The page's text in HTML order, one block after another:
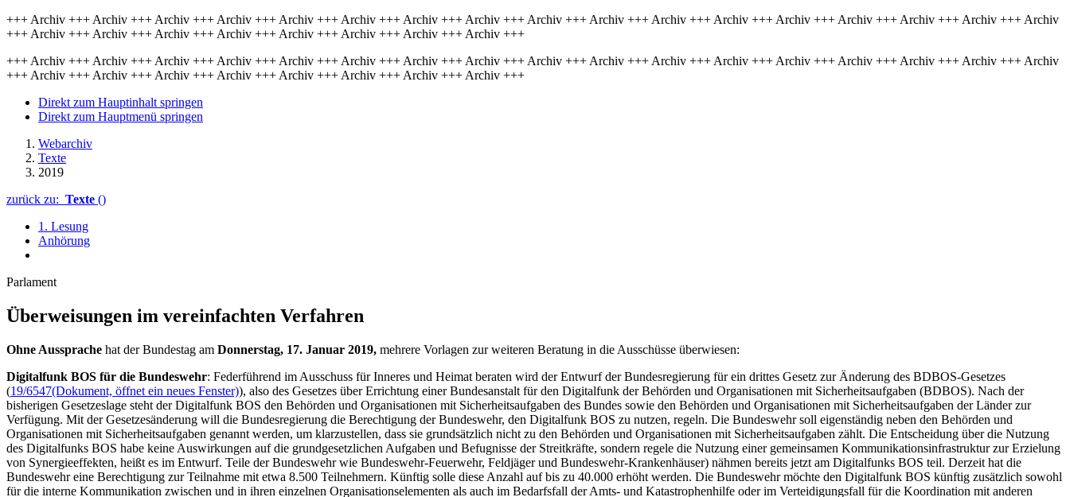
+++ Archiv +++ Archiv +++ Archiv +++ Archiv +++ Archiv +++ Archiv +++ Archiv +++ Archiv +++ Archiv +++ Archiv +++ Archiv +++ Archiv +++ Archiv +++ Archiv +++ Archiv +++ Archiv +++ Archiv
+++ Archiv +++ Archiv +++ Archiv +++ Archiv +++ Archiv +++ Archiv +++ Archiv +++ Archiv +++
+++ Archiv +++ Archiv +++ Archiv +++ Archiv +++ Archiv +++ Archiv +++ Archiv +++ Archiv +++ Archiv +++ Archiv +++ Archiv +++ Archiv +++ Archiv +++ Archiv +++ Archiv +++ Archiv +++ Archiv
+++ Archiv +++ Archiv +++ Archiv +++ Archiv +++ Archiv +++ Archiv +++ Archiv +++ Archiv +++
Direkt zum Hauptinhalt springen
Direkt zum Hauptmenü springen
Webarchiv
Texte
2019
zurück zu: Texte ()
1. Lesung
Anhörung
Parlament
Überweisungen im vereinfachten Verfahren
Ohne Aussprache hat der Bundestag am Donnerstag, 17. Januar 2019, mehrere Vorlagen zur weiteren Beratung in die Ausschüsse überwiesen:
Digitalfunk BOS für die Bundeswehr: Federführend im Ausschuss für Inneres und Heimat beraten wird der Entwurf der Bundesregierung für ein drittes Gesetz zur Änderung des BDBOS-Gesetzes
(19/6547(Dokument, öffnet ein neues Fenster)), also des Gesetzes über Errichtung einer Bundesanstalt für den Digitalfunk der Behörden und Organisationen mit Sicherheitsaufgaben (BDBOS). Nach der
bisherigen Gesetzeslage steht der Digitalfunk BOS den Behörden und Organisationen mit Sicherheitsaufgaben des Bundes sowie den Behörden und Organisationen mit Sicherheitsaufgaben der Länder zur
Verfügung. Mit der Gesetzesänderung will die Bundesregierung die Berechtigung der Bundeswehr, den Digitalfunk BOS zu nutzen, regeln. Die Bundeswehr soll eigenständig neben den Behörden und
Organisationen mit Sicherheitsaufgaben genannt werden, um klarzustellen, dass sie grundsätzlich nicht zu den Behörden und Organisationen mit Sicherheitsaufgaben zählt. Die Entscheidung über die Nutzung
des Digitalfunks BOS habe keine Auswirkungen auf die grundgesetzlichen Aufgaben und Befugnisse der Streitkräfte, sondern regele die Nutzung einer gemeinsamen Kommunikationsinfrastruktur zur Erzielung
von Synergieeffekten, heißt es im Entwurf. Teile der Bundeswehr wie Bundeswehr-Feuerwehr, Feldjäger und Bundeswehr-Krankenhäuser) nähmen bereits jetzt am Digitalfunks BOS teil. Derzeit hat die
Bundeswehr eine Berechtigung zur Teilnahme mit etwa 8.500 Teilnehmern. Künftig solle diese Anzahl auf bis zu 40.000 erhöht werden. Die Bundeswehr möchte den Digitalfunk BOS künftig zusätzlich sowohl
für die interne Kommunikation zwischen und in ihren einzelnen Organisationselementen als auch im Bedarfsfall der Amts- und Katastrophenhilfe oder im Verteidigungsfall für die Koordination mit anderen